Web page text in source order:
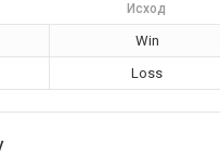
Исход
Win
Loss